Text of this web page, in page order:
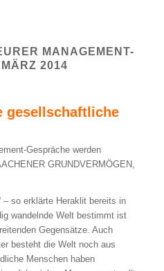
MANAGEMENT-
2014
gesellschaftliche
Gespräche werden
GRUNDVERMÖGEN,
– so erklärte Heraklit bereits in
wandelnde Welt bestimmt ist
Gegensätze. Auch
besteht die Welt noch aus
Menschen haben